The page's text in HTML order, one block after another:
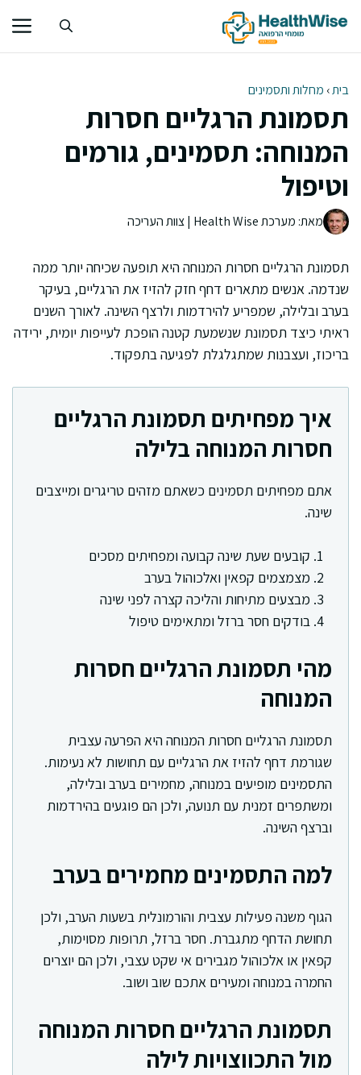
לתוכן
בית› מחלות ותסמינים
תסמונת הרגליים חסרות
המנוחה: תסמינים, גורמים
וטיפול
מאת: מערכת Health Wise | צוות העריכה
תסמונת הרגליים חסרות המנוחה היא תופעה שכיחה יותר ממה
שנדמה. אנשים מתארים דחף חזק להזיז את הרגליים, בעיקר
בערב ובלילה, שמפריע להירדמות ולרצף השינה. לאורך השנים
ראיתי כיצד תסמונת שנשמעת קטנה הופכת לעייפות יומית, ירידה
בריכוז, ועצבנות שמתגלגלת לפגיעה בתפקוד.
איך מפחיתים תסמונת הרגליים
חסרות המנוחה בלילה
אתם מפחיתים תסמינים כשאתם מזהים טריגרים ומייצבים
שינה.
קובעים שעת שינה קבועה ומפחיתים מסכים
מצמצמים קפאין ואלכוהול בערב
מבצעים מתיחות והליכה קצרה לפני שינה
בודקים חסר ברזל ומתאימים טיפול
מהי תסמונת הרגליים חסרות
המנוחה
תסמונת הרגליים חסרות המנוחה היא הפרעה עצבית
שגורמת דחף להזיז את הרגליים עם תחושות לא נעימות.
התסמינים מופיעים במנוחה, מחמירים בערב ובלילה,
ומשתפרים זמנית עם תנועה, ולכן הם פוגעים בהירדמות
וברצף השינה.
למה התסמינים מחמירים בערב
הגוף משנה פעילות עצבית והורמונלית בשעות הערב, ולכן
תחושת הדחף מתגברת. חסר ברזל, תרופות מסוימות,
קפאין או אלכוהול מגבירים אי שקט עצבי, ולכן הם יוצרים
החמרה במנוחה ומעירים אתכם שוב ושוב.
תסמונת הרגליים חסרות המנוחה
מול התכווצויות לילה